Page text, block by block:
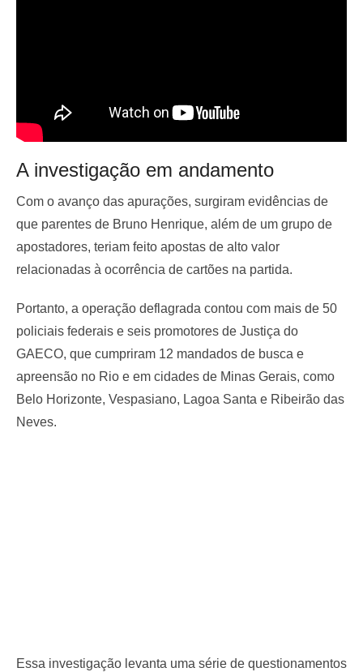
A investigação em andamento
Com o avanço das apurações, surgiram evidências de
que parentes de Bruno Henrique, além de um grupo de
apostadores, teriam feito apostas de alto valor
relacionadas à ocorrência de cartões na partida.
Portanto, a operação deflagrada contou com mais de 50
policiais federais e seis promotores de Justiça do
GAECO, que cumpriram 12 mandados de busca e
apreensão no Rio e em cidades de Minas Gerais, como
Belo Horizonte, Vespasiano, Lagoa Santa e Ribeirão das
Neves.
Essa investigação levanta uma série de questionamentos